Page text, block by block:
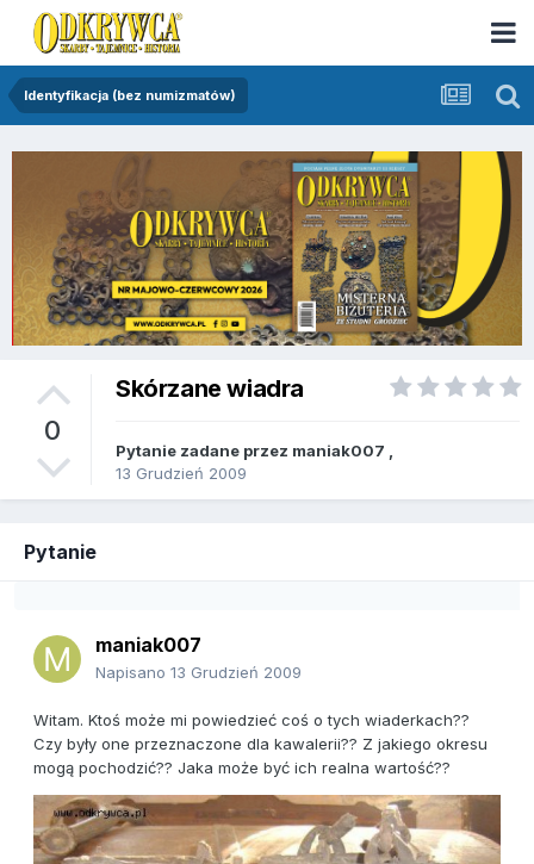
Identyfikacja (bez numizmatów)
0
Skórzane wiadra
Pytanie zadane przez maniak007
13 Grudzień 2009
Pytanie
maniak007
Napisano 13 Grudzień 2009
Witam. Ktoś może mi powiedzieć coś o tych wiaderkach??
Czy były one przeznaczone dla kawalerii?? Z jakiego okresu
mogą pochodzić?? Jaka może być ich realna wartość??